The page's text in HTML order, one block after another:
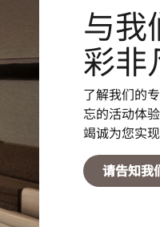
与我
彩非
了解我们的
忘的活动体
竭诚为您实现
请告知我